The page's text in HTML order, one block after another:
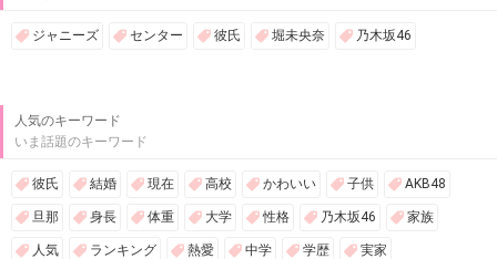
ジャニーズ センター 彼氏 堀未央奈 乃木坂46
人気のキーワード
いま話題のキーワード
彼氏 結婚 現在 高校 かわいい 子供 AKB48
旦那 身長 体重 大学 性格 乃木坂46 家族
人気 ランキング 熱愛 中学 学歴 実家